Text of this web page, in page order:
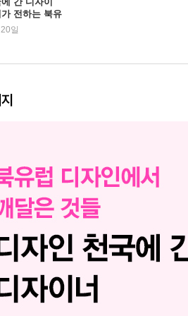
유럽 디자인을 만들어 가는가: 우리가
자인│라쟈 사운드 디자인 에이전시의
인│덴마크 디자인 박물관의 크리스찬
인│로열 스무시 카페의 로우 오스터가드
디자인│루이지애나 현대 미술관의 마리
디자인│콘트라폰트의 필립 리네먼
신│오버가르드 앤드 디르만의 재스퍼
자인│매시브의 마티아스 칼손 & 데이비
자인│몬타나의 요아킴 라슨
전하는 북유
밀
일